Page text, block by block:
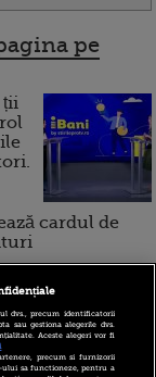
pe
ții
cardul de
ul Știrile Pro
și educație
a devenit iBani
dvs., precum identificatorii
sau gestiona alegerile dvs.
Aceste alegeri vor fi
precum si furnizorii
ului sa functioneze, pentru a